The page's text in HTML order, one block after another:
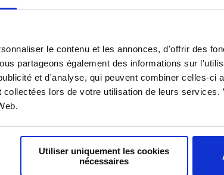
le contenu et les annonces, d'offrir des
partageons également des informations sur
et d'analyse, qui peuvent combiner celles-ci
lors de votre utilisation de leurs
Utiliser uniquement les cookies
nécessaires
du